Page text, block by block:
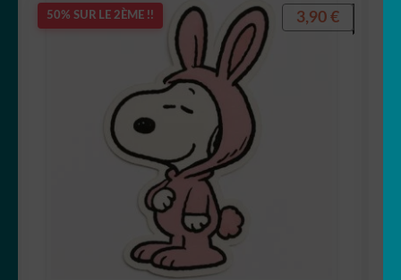
50% SUR LE 2ÈME !! 3,90 €